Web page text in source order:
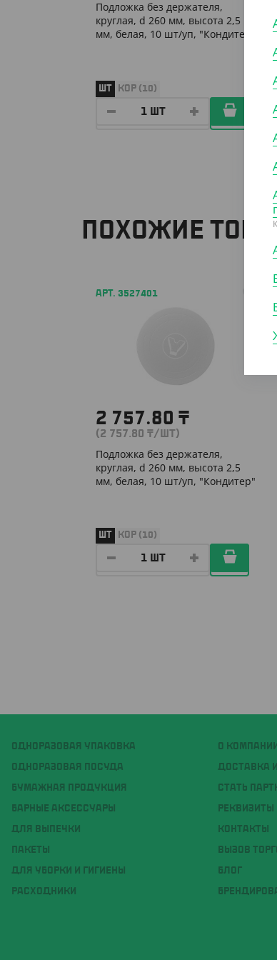
Подложка без держателя,
круглая, d 260 мм, высота 2,5
мм, белая, 10 шт/уп, "Кондитер"
ШТ КОР (10)
ПОХОЖИЕ
АРТ. 3527401
2 757.80 ₸
(2 757.80 ₸/ШТ)
Подложка без держателя,
круглая, d 260 мм, высота 2,5
мм, белая, 10 шт/уп, "Кондитер"
ШТ КОР (10)
ОДНОРАЗОВАЯ УПАКОВКА
ОДНОРАЗОВАЯ ПОСУДА
БУМАЖНАЯ ПРОДУКЦИЯ
БАРНЫЕ АКСЕССУАРЫ
ДЛЯ ВЫПЕЧКИ
ПАКЕТЫ
ДЛЯ УБОРКИ И ГИГИЕНЫ
РАСХОДНИКИ
О КОМПАНИИ
ДОСТАВКА
СТАТЬ
РЕКВИЗИТЫ
КОНТАКТЫ
ВЫЗОВ
БЛОГ